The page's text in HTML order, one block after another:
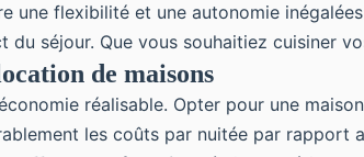
une flexibilité et une autonomie
du séjour. Que vous souhaitiez cuisiner
de maisons
réalisable. Opter pour une
les coûts par nuitée par rapport